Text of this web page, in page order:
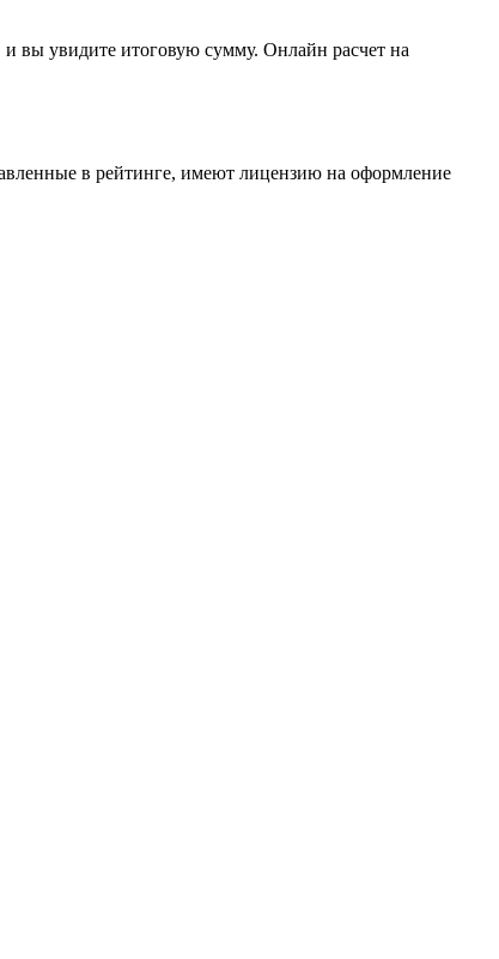
и вы увидите итоговую сумму. Онлайн расчет на
в рейтинге, имеют лицензию на оформление